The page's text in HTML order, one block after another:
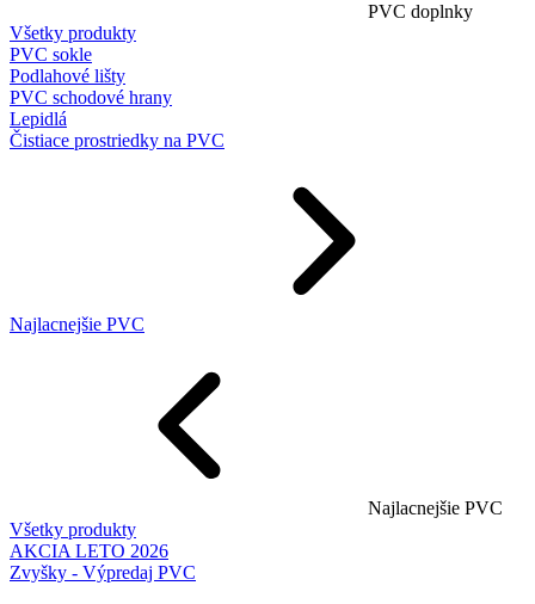
PVC doplnky
Všetky produkty
PVC sokle
Podlahové lišty
PVC schodové hrany
Lepidlá
Čistiace prostriedky na PVC
Najlacnejšie PVC
Najlacnejšie PVC
Všetky produkty
AKCIA LETO 2026
Zvyšky - Výpredaj PVC